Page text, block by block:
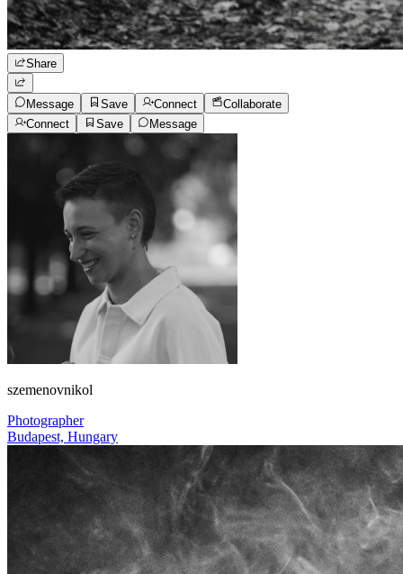
Share
Message Save Connect
Collaborate
Connect
Save Message
szemenovnikol
Photographer
Budapest, Hungary